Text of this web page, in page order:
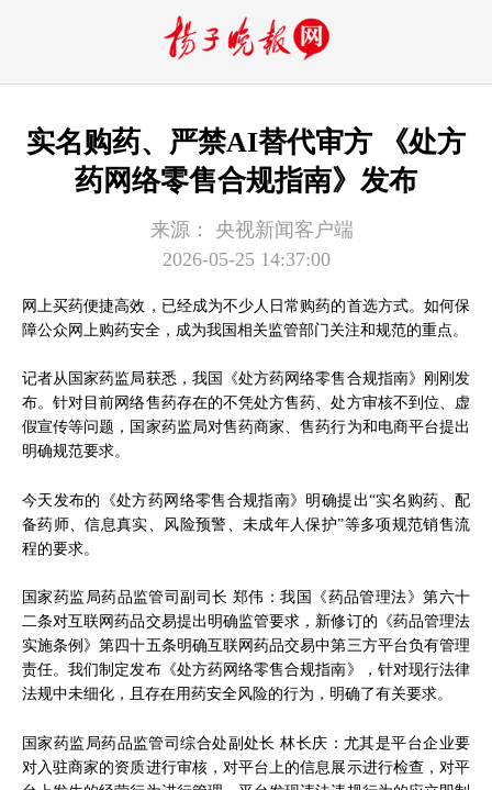
实名购药、严禁AI替代审方 《处方
药网络零售合规指南》发布
来源：
央视新闻客户端
2026-05-25 14:37:00
网上买药便捷高效，已经成为不少人日常购药的首选方式。如何保
障公众网上购药安全，成为我国相关监管部门关注和规范的重点。
记者从国家药监局获悉，我国《处方药网络零售合规指南》刚刚发
布。针对目前网络售药存在的不凭处方售药、处方审核不到位、虚
假宣传等问题，国家药监局对售药商家、售药行为和电商平台提出
明确规范要求。
今天发布的《处方药网络零售合规指南》明确提出“实名购药、配
备药师、信息真实、风险预警、未成年人保护”等多项规范销售流
程的要求。
国家药监局药品监管司副司长 郑伟：我国《药品管理法》第六十
二条对互联网药品交易提出明确监管要求，新修订的《药品管理法
实施条例》第四十五条明确互联网药品交易中第三方平台负有管理
责任。我们制定发布《处方药网络零售合规指南》，针对现行法律
法规中未细化，且存在用药安全风险的行为，明确了有关要求。
国家药监局药品监管司综合处副处长 林长庆：尤其是平台企业要
对入驻商家的资质进行审核，对平台上的信息展示进行检查，对平